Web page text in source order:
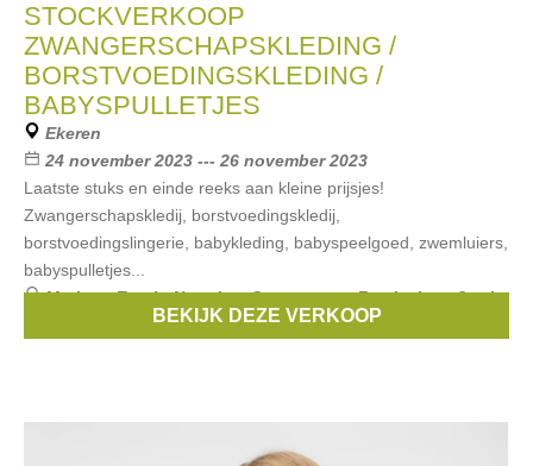
STOCKVERKOOP
ZWANGERSCHAPSKLEDING /
BORSTVOEDINGSKLEDING /
BABYSPULLETJES
Ekeren
24 november 2023 --- 26 november 2023
Laatste stuks en einde reeks aan kleine prijsjes!
Zwangerschapskledij, borstvoedingskledij,
borstvoedingslingerie, babykleding, babyspeelgoed, zwemluiers,
babyspulletjes...
Merken:Esprit,Noppies,Queen mum,Feetje,Love2wait,
BEKIJK DEZE VERKOOP